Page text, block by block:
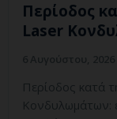
Περίοδος
Laser
Περίοδος κατά
Κονδυλωμάτων: